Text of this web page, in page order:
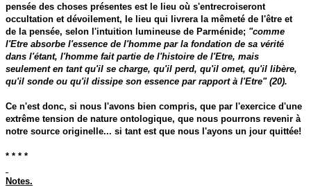
pensée des choses présentes est le lieu où s'entrecroiseront
occultation et dévoilement, le lieu qui livrera la mêmeté de l'être et
de la pensée, selon l'intuition lumineuse de Parménide; "comme
l'Etre absorbe l'essence de l'homme par la fondation de sa vérité
dans l'étant, l'homme fait partie de l'histoire de l'Etre, mais
seulement en tant qu'il se charge, qu'il perd, qu'il omet, qu'il libère,
qu'il sonde ou qu'il dissipe son essence par rapport à l'Etre" (20).
Ce n'est donc, si nous l'avons bien compris, que par l'exercice d'une
extrême tension de nature ontologique, que nous pourrons revenir à
notre source originelle... si tant est que nous l'ayons un jour quittée!
* * * *
Notes.